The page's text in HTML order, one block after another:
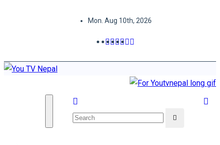
Mon. Aug 10th, 2026